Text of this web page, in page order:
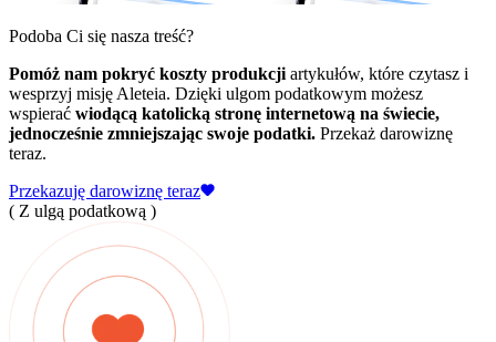
Podoba Ci się nasza treść?
Pomóż nam pokryć koszty produkcji artykułów, które czytasz i
wesprzyj misję Aleteia. Dzięki ulgom podatkowym możesz
wspierać wiodącą katolicką stronę internetową na świecie,
jednocześnie zmniejszając swoje podatki. Przekaż darowiznę
teraz.
Przekazuję darowiznę teraz
( Z ulgą podatkową )